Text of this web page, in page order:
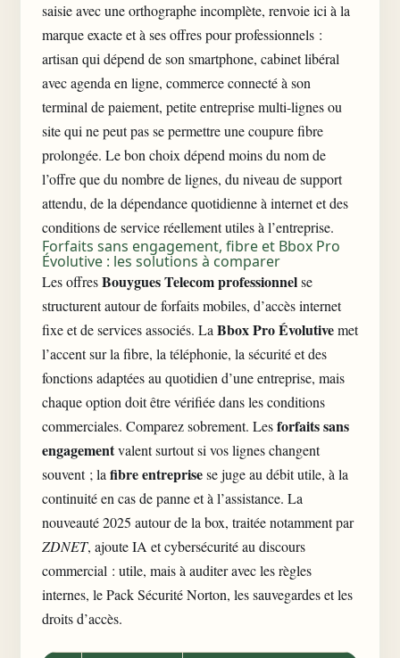
saisie avec une orthographe incomplète, renvoie ici à la
marque exacte et à ses offres pour professionnels :
artisan qui dépend de son smartphone, cabinet libéral
avec agenda en ligne, commerce connecté à son
terminal de paiement, petite entreprise multi-lignes ou
site qui ne peut pas se permettre une coupure fibre
prolongée. Le bon choix dépend moins du nom de
l’offre que du nombre de lignes, du niveau de support
attendu, de la dépendance quotidienne à internet et des
conditions de service réellement utiles à l’entreprise.
Forfaits sans engagement, fibre et Bbox Pro
Évolutive : les solutions à comparer
Les offresBouygues Telecom professionnelse
structurent autour de forfaits mobiles, d’accès internet
fixe et de services associés. La Bbox Pro Évolutivemet
l’accent sur la fibre, la téléphonie, la sécurité et des
fonctions adaptées au quotidien d’une entreprise, mais
chaque option doit être vérifiée dans les conditions
commerciales. Comparez sobrement. Lesforfaits sans
engagementvalent surtout si vos lignes changent
souvent ; la fibre entreprisese juge au débit utile, à la
continuité en cas de panne et à l’assistance. La
nouveauté 2025 autour de la box, traitée notamment par
ZDNET, ajoute IA et cybersécurité au discours
commercial : utile, mais à auditer avec les règles
internes, le Pack Sécurité Norton, les sauvegardes et les
droits d’accès.